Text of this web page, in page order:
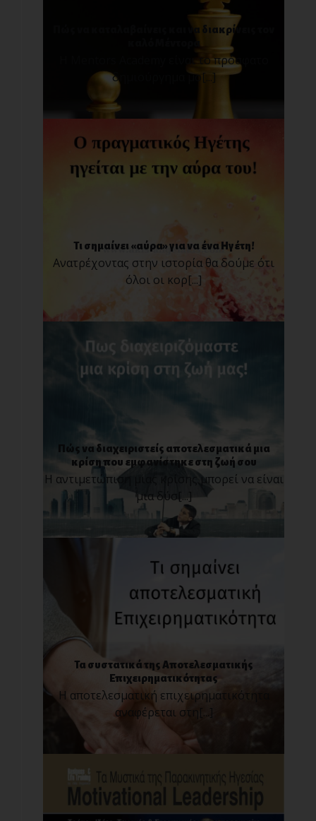
Πώς να καταλαβαίνεις και να διακρίνεις τον
Η Mentors Academy είναι το πρόσφατο
δημιούργημα μο[...]
Τι σημαίνει «αύρα» για να ένα Ηγέτη!
Ανατρέχοντας στην ιστορία θα δούμε ότι
όλοι οι κορ[...]
Πώς να διαχειριστείς αποτελεσματικά μια
κρίση που εμφανίστηκε στη ζωή σου
Η αντιμετώπιση μιας κρίσης μπορεί να είναι
μια δύσ[...]
Τα συστατικά της Αποτελεσματικής
Επιχειρηματικότητας
Η αποτελεσματική επιχειρηματικότητα
αναφέρεται στη[...]